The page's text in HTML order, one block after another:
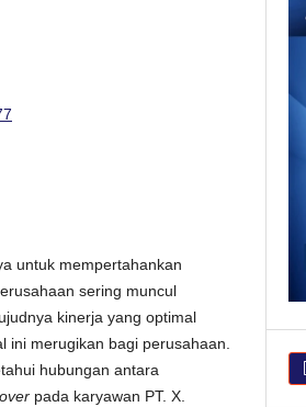
untuk mempertahankan
sering muncul
kinerja yang optimal
ini merugikan bagi perusahaan.
hubungan antara
pada karyawan PT. X.